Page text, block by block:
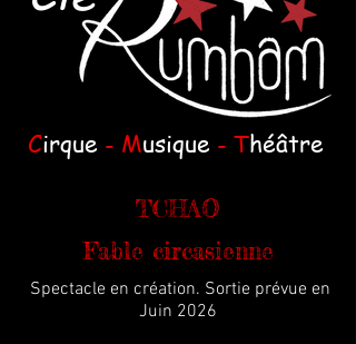
Cirque - Musique - Théâtre
TCHAO
Fable circasienne
Spectacle en création. Sortie prévue en
Juin 2026